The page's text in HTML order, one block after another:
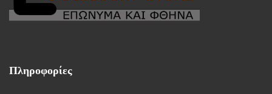
Πληροφορίες